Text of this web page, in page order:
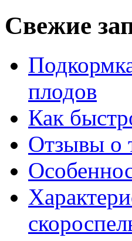
Свежие
плодов
Как
Отзывы о